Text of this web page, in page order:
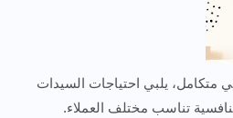
متكامل، يلبي احتياجات السيدات
تناسب مختلف العملاء.